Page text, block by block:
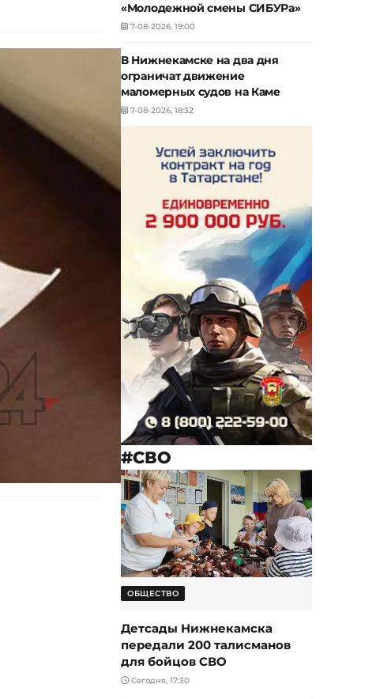
«Молодежной смены СИБУРа»
7-08-2026, 19:00
В Нижнекамске на два дня
ограничат движение
маломерных судов на Каме
7-08-2026, 18:32
#СВО
ОБЩЕСТВО
Детсады Нижнекамска
передали 200 талисманов
для бойцов СВО
Сегодня, 17:30